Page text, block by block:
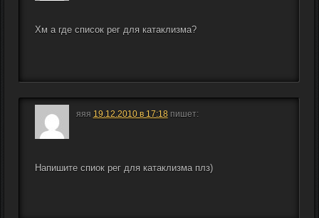
Хм а где список рег для катаклизма?
яяя 19.12.2010 в 17:18 пишет:
Напишите спиок рег для катаклизма плз)